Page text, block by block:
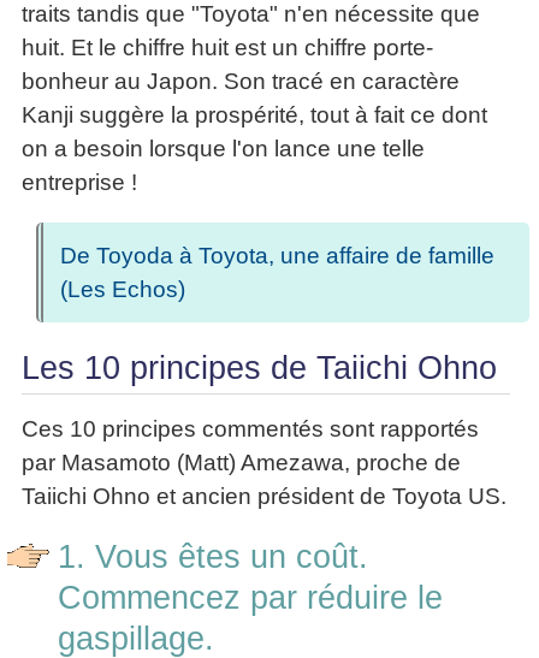
traits tandis que "Toyota" n'en nécessite que
huit. Et le chiffre huit est un chiffre porte-
bonheur au Japon. Son tracé en caractère
Kanji suggère la prospérité, tout à fait ce dont
on a besoin lorsque l'on lance une telle
entreprise !
De Toyoda à Toyota, une affaire de famille
(Les Echos)
Les 10 principes de Taiichi Ohno
Ces 10 principes commentés sont rapportés
par Masamoto (Matt) Amezawa, proche de
Taiichi Ohno et ancien président de Toyota US.
1. Vous êtes un coût.
Commencez par réduire le
gaspillage.